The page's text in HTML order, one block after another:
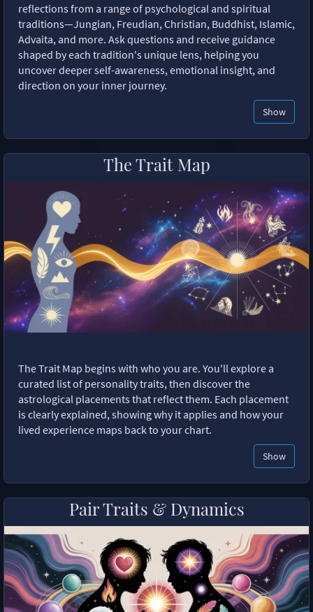
reflections from a range of psychological and spiritual
traditions—Jungian, Freudian, Christian, Buddhist, Islamic,
Advaita, and more. Ask questions and receive guidance
shaped by each tradition's unique lens, helping you
uncover deeper self-awareness, emotional insight, and
direction on your inner journey.
Show
The Trait Map
The Trait Map begins with who you are. You'll explore a
curated list of personality traits, then discover the
astrological placements that reflect them. Each placement
is clearly explained, showing why it applies and how your
lived experience maps back to your chart.
Show
Pair Traits & Dynamics